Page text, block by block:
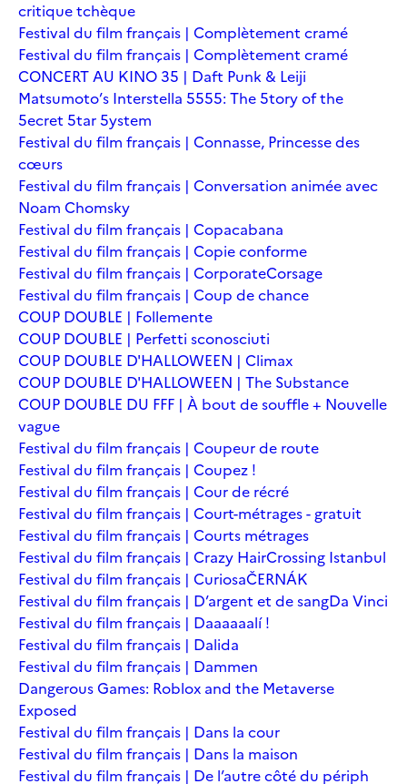
critique tchèque
Festival du film français | Complètement cramé
Festival du film français | Complètement cramé
CONCERT AU KINO 35 | Daft Punk & Leiji
Matsumoto’s Interstella 5555: The 5tory of the
5ecret 5tar 5ystem
Festival du film français | Connasse, Princesse des
cœurs
Festival du film français | Conversation animée avec
Noam Chomsky
Festival du film français | Copacabana
Festival du film français | Copie conforme
Festival du film français | CorporateCorsage
Festival du film français | Coup de chance
COUP DOUBLE | Follemente
COUP DOUBLE | Perfetti sconosciuti
COUP DOUBLE D'HALLOWEEN | Climax
COUP DOUBLE D'HALLOWEEN | The Substance
COUP DOUBLE DU FFF | À bout de souffle + Nouvelle
vague
Festival du film français | Coupeur de route
Festival du film français | Coupez !
Festival du film français | Cour de récré
Festival du film français | Court-métrages - gratuit
Festival du film français | Courts métrages
Festival du film français | Crazy HairCrossing Istanbul
Festival du film français | CuriosaČERNÁK
Festival du film français | D’argent et de sangDa Vinci
Festival du film français | Daaaaaalí !
Festival du film français | Dalida
Festival du film français | Dammen
Dangerous Games: Roblox and the Metaverse
Exposed
Festival du film français | Dans la cour
Festival du film français | Dans la maison
Festival du film français | De l’autre côté du périph